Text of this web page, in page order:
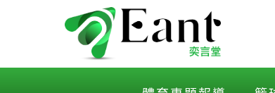
《MLB》只剩小聯盟約